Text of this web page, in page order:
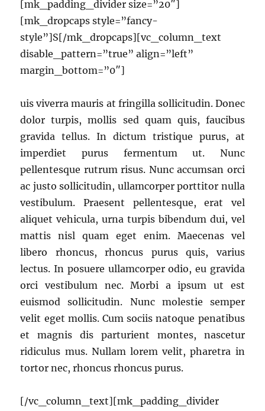
[mk_padding_divider size=”20″]
[mk_dropcaps style=”fancy-
style”]S[/mk_dropcaps][vc_column_text
disable_pattern=”true” align=”left”
margin_bottom=”0″]
uis viverra mauris at fringilla sollicitudin. Donec
dolor turpis, mollis sed quam quis, faucibus
gravida tellus. In dictum tristique purus, at
imperdiet purus fermentum ut. Nunc
pellentesque rutrum risus. Nunc accumsan orci
ac justo sollicitudin, ullamcorper porttitor nulla
vestibulum. Praesent pellentesque, erat vel
aliquet vehicula, urna turpis bibendum dui, vel
mattis nisl quam eget enim. Maecenas vel
libero rhoncus, rhoncus purus quis, varius
lectus. In posuere ullamcorper odio, eu gravida
orci vestibulum nec. Morbi a ipsum ut est
euismod sollicitudin. Nunc molestie semper
velit eget mollis. Cum sociis natoque penatibus
et magnis dis parturient montes, nascetur
ridiculus mus. Nullam lorem velit, pharetra in
tortor nec, rhoncus rhoncus purus.
[/vc_column_text][mk_padding_divider